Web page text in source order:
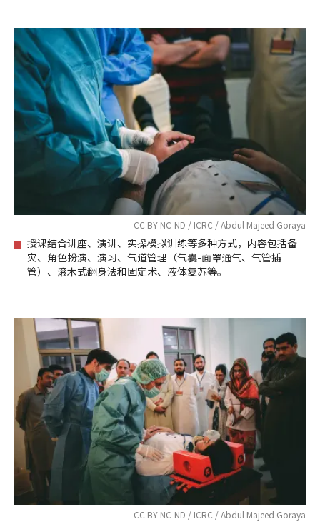
CC BY-NC-ND / ICRC / Abdul Majeed Goraya
授课结合讲座、演讲、实操模拟训练等多种方式，内容包括备
灾、角色扮演、演习、气道管理（气囊-面罩通气、气管插
管）、滚木式翻身法和固定术、液体复苏等。
CC BY-NC-ND / ICRC / Abdul Majeed Goraya